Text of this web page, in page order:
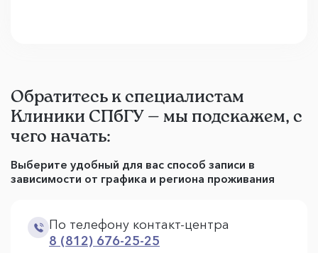
Обратитесь к специалистам
Клиники СПбГУ — мы подскажем, с
чего начать:
Выберите удобный для вас способ записи в
зависимости от графика и региона проживания
По телефону контакт-центра
8 (812) 676-25-25